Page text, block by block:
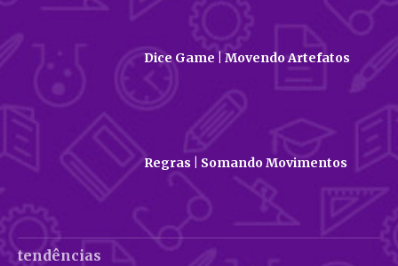
Dice Game | Movendo Artefatos
Regras | Somando Movimentos
tendências